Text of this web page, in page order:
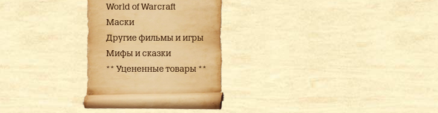
World of Warcraft
Маски
Другие фильмы и игры
Мифы и сказки
** Уцененные товары **